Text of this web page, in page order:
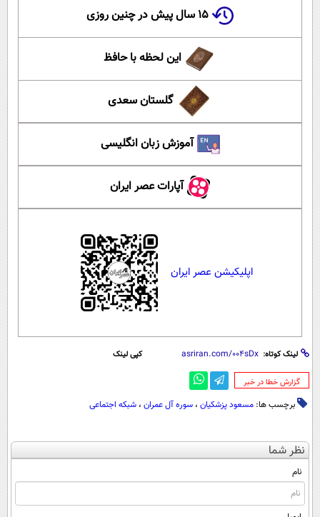
۱۵ سال پیش در چنین روزی
این لحظه با حافظ
گلستان سعدی
آموزش زبان انگلیسی
آپارات عصر ایران
اپلیکیشن عصر ایران
لینک کوتاه: کپی لینک
‌گزارش خطا در خبر
برچسب ها: مسعود پزشکیان ، سوره آل عمران ، شبکه اجتماعی
نظر شما
نام